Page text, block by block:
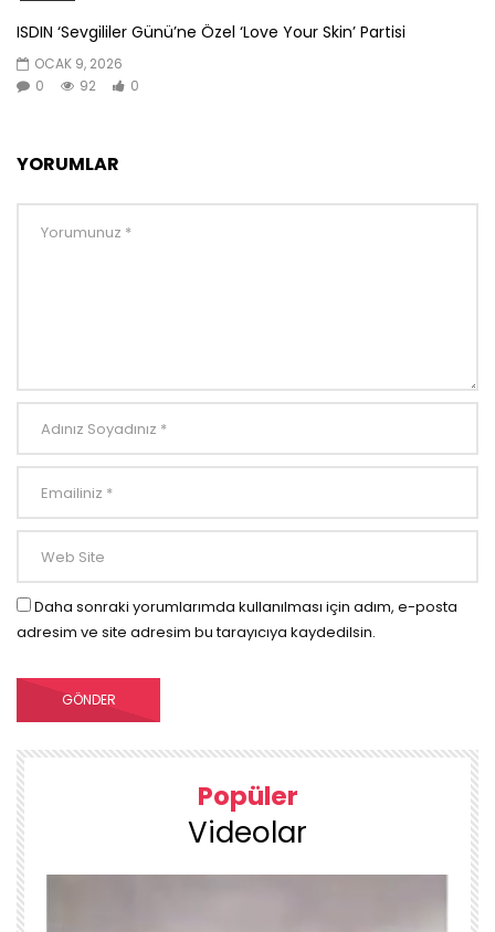
ISDIN ‘Sevgililer Günü’ne Özel ‘Love Your Skin’ Partisi
OCAK 9, 2026
0
92 0
YORUMLAR
Daha sonraki yorumlarımda kullanılması için adım, e-posta
adresim ve site adresim bu tarayıcıya kaydedilsin.
Popüler
Videolar